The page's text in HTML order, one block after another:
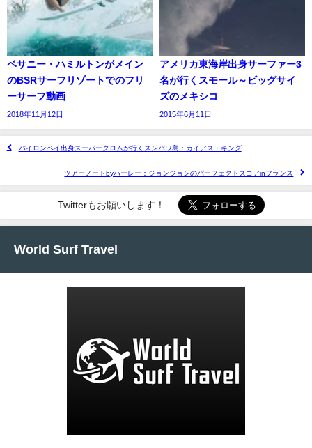
ベサニー・ハミルトンがメイン
のBSRサーフリゾートでのフリ
ーサーフ動画
2018年11月12日
アメリカ東海岸出身サーファー3
名が行くスモール～ビッグサイ
ズのメキシコ
2015年6月11日
バイロンベイ出身スーパーグロムが行くスンバワ島：カイアス・キング
ツアーノートbyハーレー：ジョンジョンのパーフェクトスコアinフランス
Twitterもお願いします！
World Surf Travel